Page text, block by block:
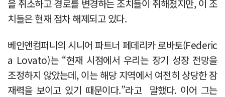
을 취소하고 경로를 변경하는 조치들이 취해졌지만, 이 조
치들은 현재 점차 해제되고 있다.
베인앤컴퍼니의 시니어 파트너 페데리카 로바토(Federic
a Lovato)는 “현재 시점에서 우리는 장기 성장 전망을
조정하지 않았는데, 이는 해당 지역에서 여전히 상당한 잠
재력을 보이고 있기 때문이다.”라고 말했다. 이어 그는